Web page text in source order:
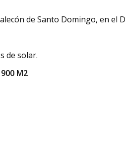
de Santo Domingo, en el
de solar.
M2